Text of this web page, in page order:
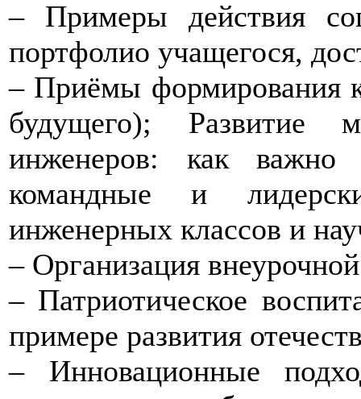
– Примеры действия
портфолио учащегося,
– Приёмы формирования
будущего); Развитие
инженеров: как важно
командные и
инженерных классов и
– Организация
– Патриотическое
примере развития
– Инновационные